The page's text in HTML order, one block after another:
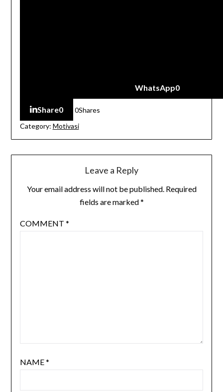
WhatsApp0
Share0 0Shares
Category: Motivasi
Leave a Reply
Your email address will not be published. Required
fields are marked*
COMMENT *
NAME*